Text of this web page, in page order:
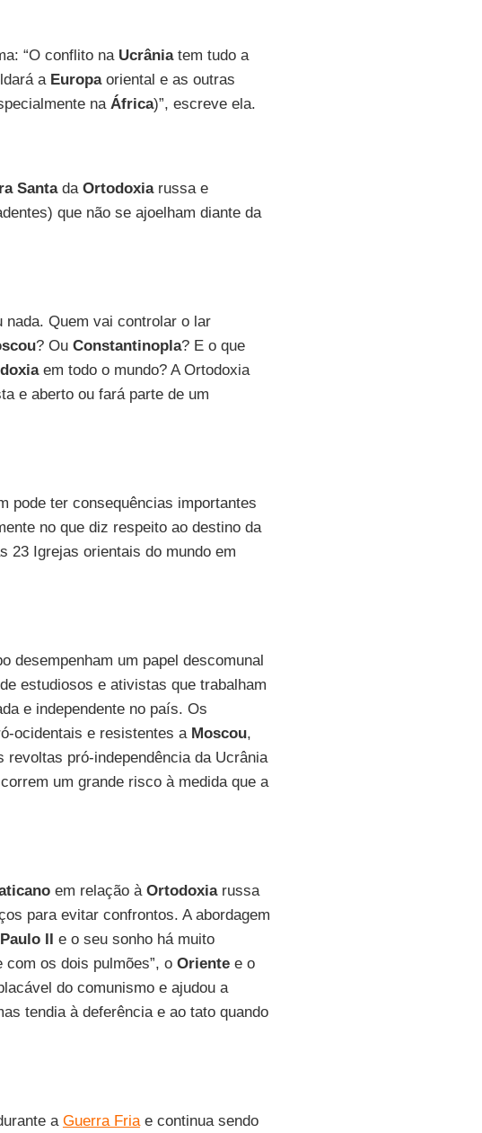
“O conflito na Ucrâniatem tudo a
a Europaoriental e as outras
na África)”, escreve ela.
Santada Ortodoxiarussa e
que não se ajoelham diante da
nada. Quem vai controlar o lar
? Ou Constantinopla? E o que
em todo o mundo? A Ortodoxia
e aberto ou fará parte de um
pode ter consequências importantes
no que diz respeito ao destino da
23 Igrejas orientais do mundo em
desempenham um papel descomunal
estudiosos e ativistas que trabalham
e independente no país. Os
ocidentais e resistentes a Moscou,
pró-independência da Ucrânia
um grande risco à medida que a
em relação à Ortodoxiarussa
para evitar confrontos. A abordagem
II e o seu sonho há muito
os dois pulmões”, o Orientee o
do comunismo e ajudou a
tendia à deferência e ao tato quando
a Guerra Friae continua sendo